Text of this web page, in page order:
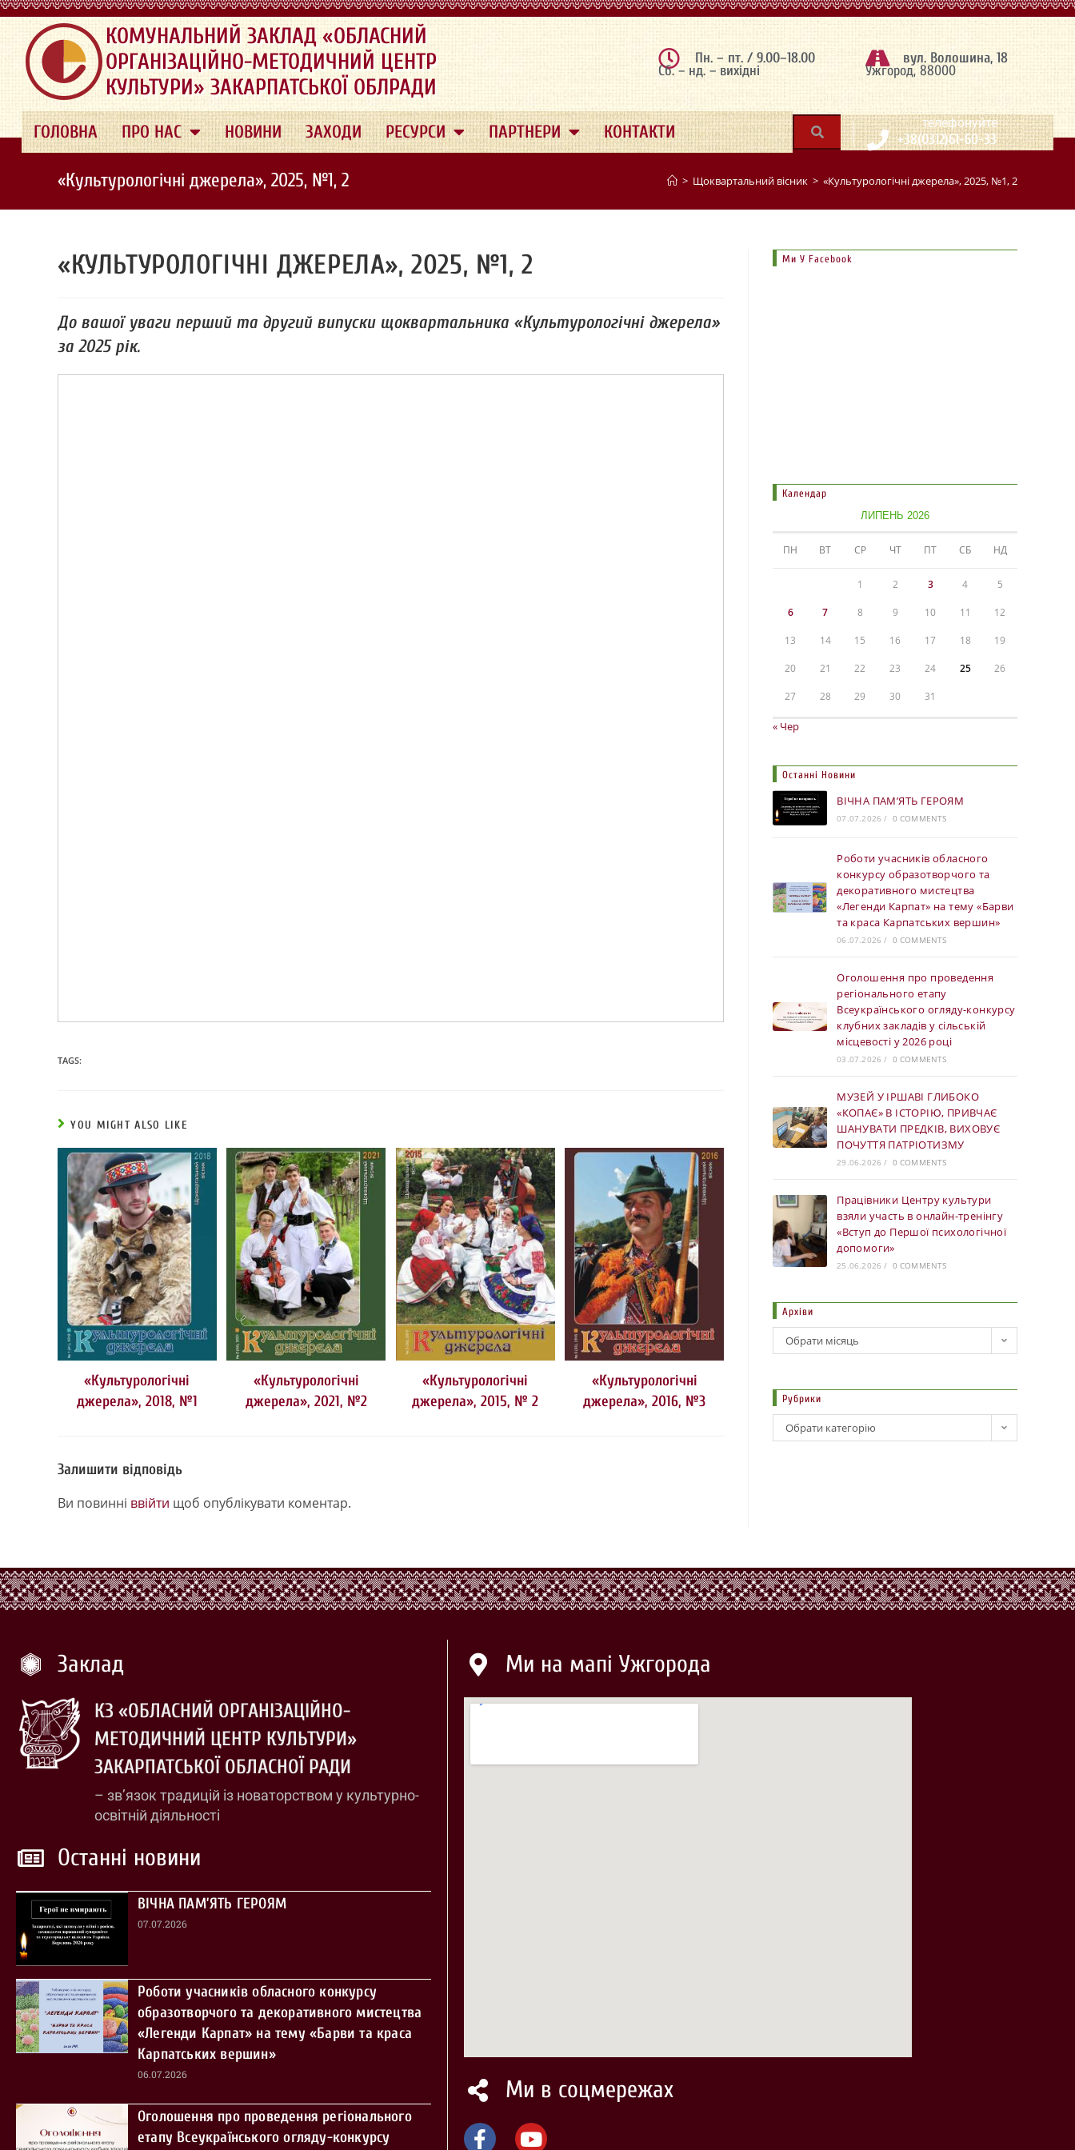
.
КОМУНАЛЬНИЙ ЗАКЛАД «ОБЛАСНИЙ
ОРГАНІЗАЦІЙНО-МЕТОДИЧНИЙ ЦЕНТР
КУЛЬТУРИ» ЗАКАРПАТСЬКОЇ ОБЛРАДИ
Пн. – пт. / 9.00–18.00
Сб. – нд. – вихідні
вул. Волошина, 18
Ужгород, 88000
ГОЛОВНА ПРО НАС НОВИНИ ЗАХОДИ РЕСУРСИ ПАРТНЕРИ КОНТАКТИ | телефонуйте
+38(0312)61-60-33
«Культурологічні джерела», 2025, №1, 2 > Щоквартальний вісник > «Культурологічні джерела», 2025, №1, 2
«КУЛЬТУРОЛОГІЧНІ ДЖЕРЕЛА», 2025, №1, 2
До вашої уваги перший та другий випуски щоквартальника «Культурологічні джерела»
за 2025 рік.
TAGS:
YOU MIGHT ALSO LIKE
«Культурологічні
джерела», 2018, №1
«Культурологічні
джерела», 2021, №2
«Культурологічні
джерела», 2015, № 2
«Культурологічні
джерела», 2016, №3
Залишити відповідь
Ви повинні ввійти щоб опублікувати коментар.
Ми У Facebook
Календар
ЛИПЕНЬ 2026
ПН ВТ СР ЧТ ПТ СБ НД
1 2 3 4 5
6 7 8 9 10 11 12
13 14 15 16 17 18 19
20 21 22 23 24 25 26
27 28 29 30 31
« Чер
Останні Новини
ВІЧНА ПАМ’ЯТЬ ГЕРОЯМ
07.07.2026 / 0 COMMENTS
Роботи учасників обласного
конкурсу образотворчого та
декоративного мистецтва
«Легенди Карпат» на тему «Барви
та краса Карпатських вершин»
06.07.2026 / 0 COMMENTS
Оголошення про проведення
регіонального етапу
Всеукраїнського огляду-конкурсу
клубних закладів у сільській
місцевості у 2026 році
03.07.2026 / 0 COMMENTS
МУЗЕЙ У ІРШАВІ ГЛИБОКО
«КОПАЄ» В ІСТОРІЮ, ПРИВЧАЄ
ШАНУВАТИ ПРЕДКІВ, ВИХОВУЄ
ПОЧУТТЯ ПАТРІОТИЗМУ
29.06.2026 / 0 COMMENTS
Працівники Центру культури
взяли участь в онлайн-тренінгу
«Вступ до Першої психологічної
допомоги»
25.06.2026 / 0 COMMENTS
Архіви
Обрати місяць
Рубрики
Обрати категорію
Заклад
КЗ «ОБЛАСНИЙ ОРГАНІЗАЦІЙНО-
МЕТОДИЧНИЙ ЦЕНТР КУЛЬТУРИ»
ЗАКАРПАТСЬКОЇ ОБЛАСНОЇ РАДИ
– зв’язок традицій із новаторством у культурно-
освітній діяльності
Останні новини
ВІЧНА ПАМ’ЯТЬ ГЕРОЯМ
07.07.2026
Роботи учасників обласного конкурсу
образотворчого та декоративного мистецтва
«Легенди Карпат» на тему «Барви та краса
Карпатських вершин»
06.07.2026
Оголошення про проведення регіонального
етапу Всеукраїнського огляду-конкурсу
Ми на мапі Ужгорода
Ми в соцмережах